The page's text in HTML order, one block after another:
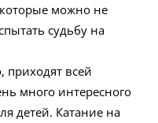
которые можно не
судьбу на
приходят всей
много интересного
детей. Катание на